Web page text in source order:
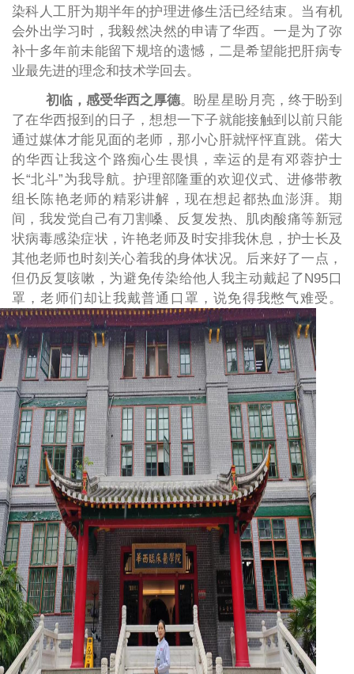
染科人工肝为期半年的护理进修生活已经结束。当有机
会外出学习时，我毅然决然的申请了华西。一是为了弥
补十多年前未能留下规培的遗憾，二是希望能把肝病专
业最先进的理念和技术学回去。
初临，感受华西之厚德。盼星星盼月亮，终于盼到
了在华西报到的日子，想想一下子就能接触到以前只能
通过媒体才能见面的老师，那小心肝就怦怦直跳。偌大
的华西让我这个路痴心生畏惧，幸运的是有邓蓉护士
长“北斗”为我导航。护理部隆重的欢迎仪式、进修带教
组长陈艳老师的精彩讲解，现在想起都热血澎湃。期
间，我发觉自己有刀割嗓、反复发热、肌肉酸痛等新冠
状病毒感染症状，许艳老师及时安排我休息，护士长及
其他老师也时刻关心着我的身体状况。后来好了一点，
但仍反复咳嗽，为避免传染给他人我主动戴起了N95口
罩，老师们却让我戴普通口罩，说免得我憋气难受。